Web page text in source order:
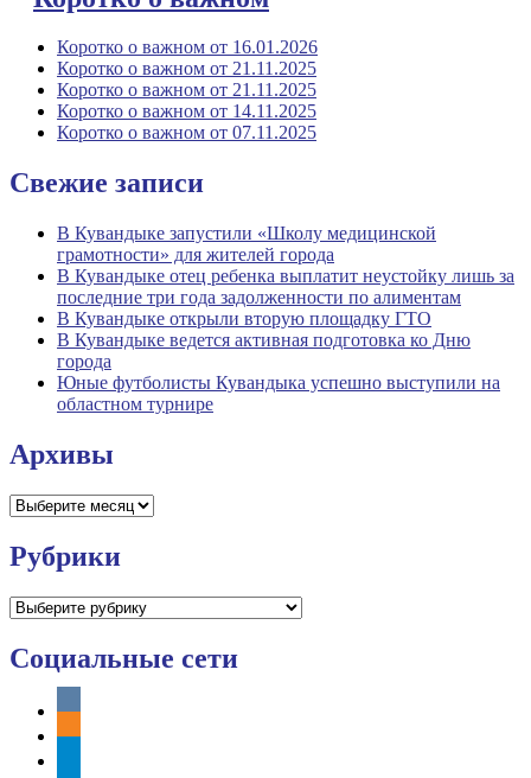
Коротко о важном от 16.01.2026
Коротко о важном от 21.11.2025
Коротко о важном от 21.11.2025
Коротко о важном от 14.11.2025
Коротко о важном от 07.11.2025
Свежие записи
В Кувандыке запустили «Школу медицинской
грамотности» для жителей города
В Кувандыке отец ребенка выплатит неустойку лишь за
последние три года задолженности по алиментам
В Кувандыке открыли вторую площадку ГТО
В Кувандыке ведется активная подготовка ко Дню
города
Юные футболисты Кувандыка успешно выступили на
областном турнире
Архивы
Архивы
Рубрики
Рубрики
Социальные сети
vkontakte
odnoklassniki